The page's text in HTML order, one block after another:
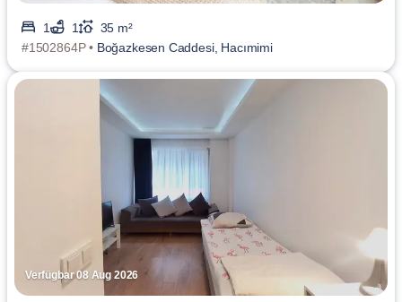
1 1
35 m²
#1502864P • Boğazkesen Caddesi, Hacımimi
Verfügbar 08 Aug 2026